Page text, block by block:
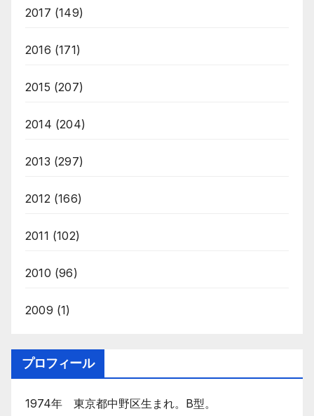
2017 (149)
2016 (171)
2015 (207)
2014 (204)
2013 (297)
2012 (166)
2011 (102)
2010 (96)
2009 (1)
プロフィール
1974年 東京都中野区生まれ。B型。